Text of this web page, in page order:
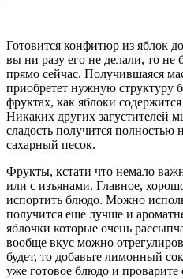
Готовится конфитюр из яблок
вы ни разу его не делали, то не
прямо сейчас. Получившаяся
приобретет нужную структуру
фруктах, как яблоки
Никаких других загустителей
сладость получится полностью
сахарный песок.
Фрукты, кстати что немало
или с изъянами. Главное,
испортить блюдо. Можно
получится еще лучше и
яблочки которые очень
вообще вкус можно
будет, то добавьте лимонный
уже готовое блюдо и